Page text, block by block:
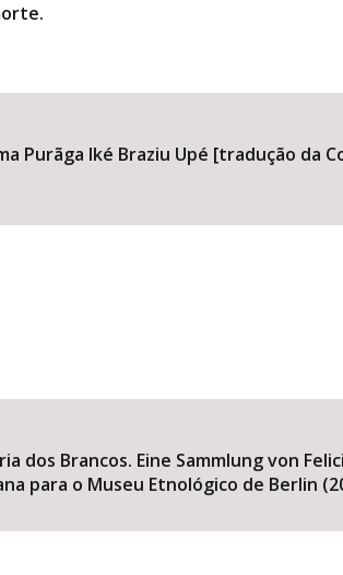
Purãga Iké Braziu Upé [tradução da
dos Brancos. Eine Sammlung von
para o Museu Etnológico de Berlin